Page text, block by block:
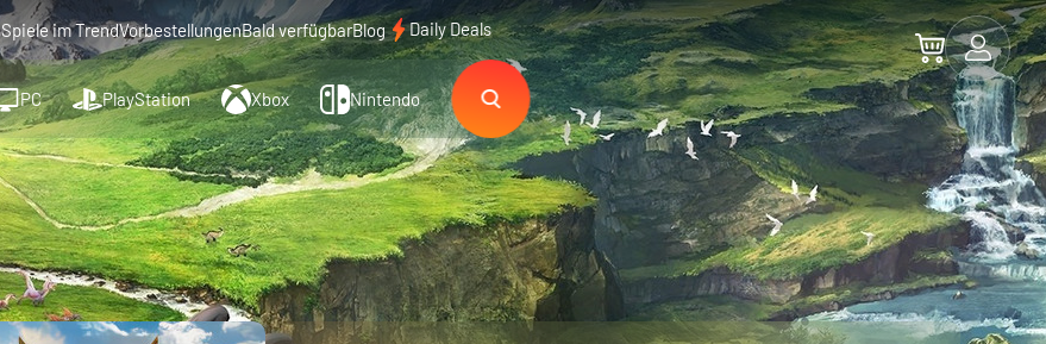
Spiele im TrendVorbestellungenBald verfügbarBlog Daily Deals
PC PlayStation Xbox Nintendo